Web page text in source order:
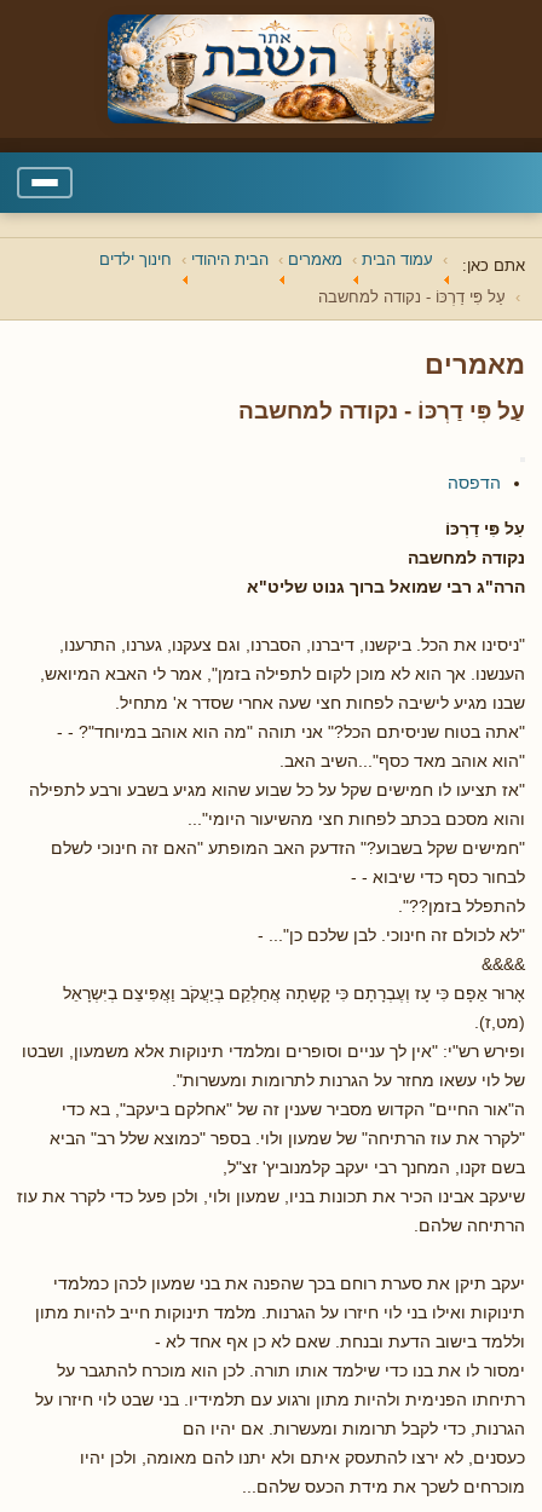
אתם כאן: עמוד הבית מאמרים הבית היהודי חינוך ילדים
עַל פִּי דַרְכּוֹ - נקודה למחשבה
מאמרים
עַל פִּי דַרְכּוֹ - נקודה למחשבה
הדפסה
עַל פִּי דַרְכּוֹ
נקודה למחשבה
הרה"ג רבי שמואל ברוך גנוט שליט"א
"ניסינו את הכל. ביקשנו, דיברנו, הסברנו, וגם צעקנו, גערנו, התרענו,
הענשנו. אך הוא לא מוכן לקום לתפילה בזמן", אמר לי האבא המיואש,
שבנו מגיע לישיבה לפחות חצי שעה אחרי שסדר א' מתחיל.
"אתה בטוח שניסיתם הכל?" אני תוהה "מה הוא אוהב במיוחד"? - -
"הוא אוהב מאד כסף"...השיב האב.
"אז תציעו לו חמישים שקל על כל שבוע שהוא מגיע בשבע ורבע לתפילה
והוא מסכם בכתב לפחות חצי מהשיעור היומי"...
"חמישים שקל בשבוע?" הזדעק האב המופתע "האם זה חינוכי לשלם
לבחור כסף כדי שיבוא - -
להתפלל בזמן??".
"לא לכולם זה חינוכי. לבן שלכם כן"... -
&&&&
אָרוּר אַפָם כִּּי עָז וְעֶבְרָתָם כִּּי קָשָתָה אֲחַלְקֵם בְיַעֲקֹב וַאֲפִּיצֵם בְיִּשְרָאֵל
(מט,ז).
ופירש רש"י: "אין לך עניים וסופרים ומלמדי תינוקות אלא משמעון, ושבטו
של לוי עשאו מחזר על הגרנות לתרומות ומעשרות".
ה"אור החיים" הקדוש מסביר שענין זה של "אחלקם ביעקב", בא כדי
"לקרר את עוז הרתיחה" של שמעון ולוי. בספר "כמוצא שלל רב" הביא
בשם זקנו, המחנך רבי יעקב קלמנוביץ' זצ"ל,
שיעקב אבינו הכיר את תכונות בניו, שמעון ולוי, ולכן פעל כדי לקרר את עוז
הרתיחה שלהם.
יעקב תיקן את סערת רוחם בכך שהפנה את בני שמעון לכהן כמלמדי
תינוקות ואילו בני לוי חיזרו על הגרנות. מלמד תינוקות חייב להיות מתון
וללמד בישוב הדעת ובנחת. שאם לא כן אף אחד לא -
ימסור לו את בנו כדי שילמד אותו תורה. לכן הוא מוכרח להתגבר על
רתיחתו הפנימית ולהיות מתון ורגוע עם תלמידיו. בני שבט לוי חיזרו על
הגרנות, כדי לקבל תרומות ומעשרות. אם יהיו הם
כעסנים, לא ירצו להתעסק איתם ולא יתנו להם מאומה, ולכן יהיו
מוכרחים לשכך את מידת הכעס שלהם...